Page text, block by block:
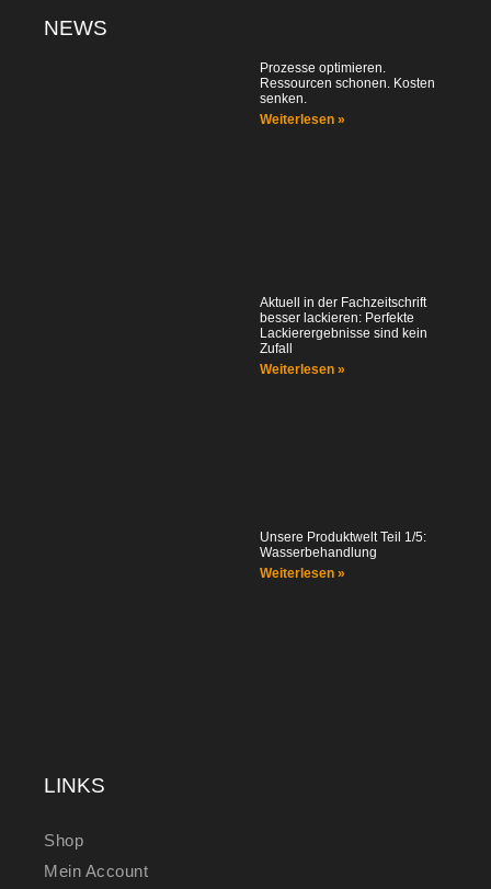
NEWS
Prozesse optimieren.
Ressourcen schonen. Kosten
senken.
Weiterlesen »
Aktuell in der Fachzeitschrift
besser lackieren: Perfekte
Lackierergebnisse sind kein
Zufall
Weiterlesen »
Unsere Produktwelt Teil 1/5:
Wasserbehandlung
Weiterlesen »
LINKS
Shop
Mein Account